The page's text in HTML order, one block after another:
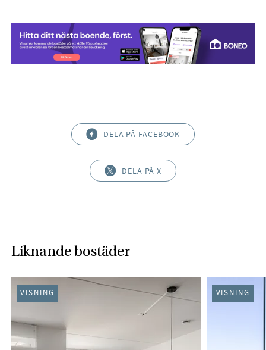
DELA PÅ FACEBOOK
DELA PÅ X
Liknande bostäder
VISNING VISNING